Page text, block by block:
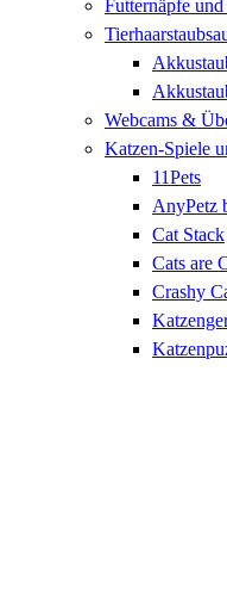
Futternäpfe
Webcams &
Katzen-Spiele
11Pets
AnyPetz
Cat Stack
Cats are
Crashy